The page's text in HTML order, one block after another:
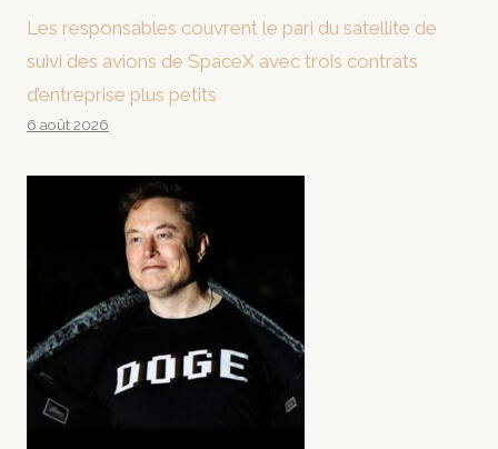
Les responsables couvrent le pari du satellite de
suivi des avions de SpaceX avec trois contrats
d’entreprise plus petits
6 août 2026